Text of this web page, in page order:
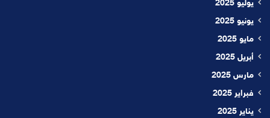
يوليو 2025
يونيو 2025
مايو 2025
أبريل 2025
مارس 2025
فبراير 2025
يناير 2025